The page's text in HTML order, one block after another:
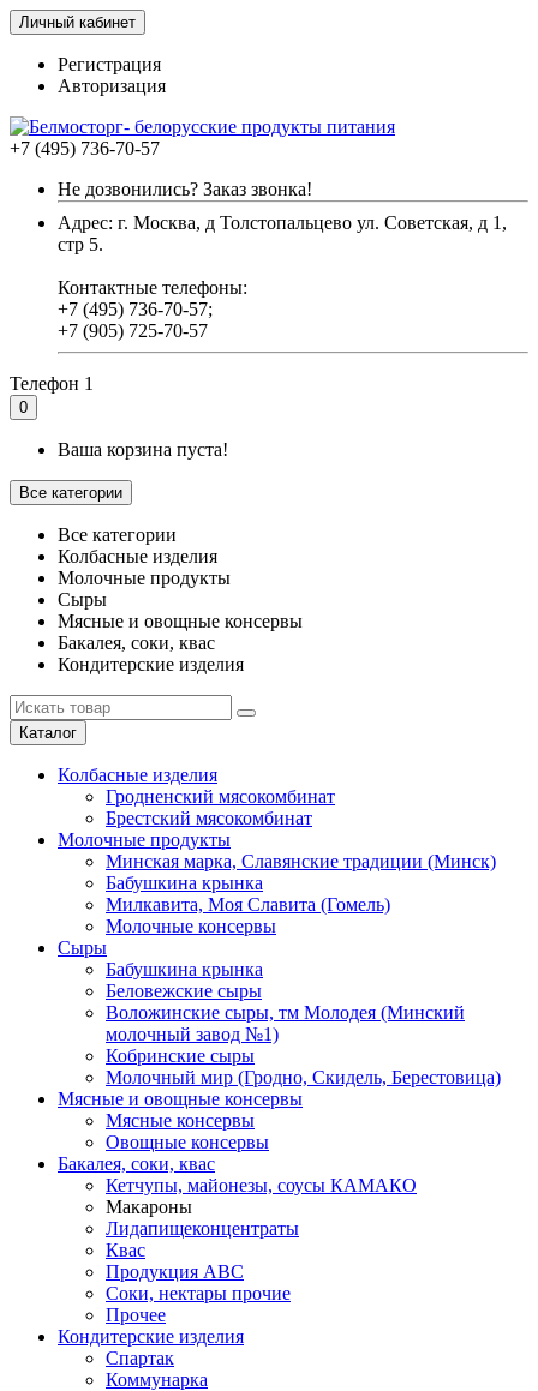
Личный кабинет
Регистрация
Авторизация
+7 (495) 736-70-57
Не дозвонились? Заказ звонка!
Адрес: г. Москва, д Толстопальцево ул. Советская, д 1,
стр 5.
Контактные телефоны:
+7 (495) 736-70-57;
+7 (905) 725-70-57
Телефон 1
0
Ваша корзина пуста!
Все категории
Все категории
Колбасные изделия
Молочные продукты
Сыры
Мясные и овощные консервы
Бакалея, соки, квас
Кондитерские изделия
Каталог
Колбасные изделия
Гродненский мясокомбинат
Брестский мясокомбинат
Молочные продукты
Минская марка, Славянские традиции (Минск)
Бабушкина крынка
Милкавита, Моя Славита (Гомель)
Молочные консервы
Сыры
Бабушкина крынка
Беловежские сыры
Воложинские сыры, тм Молодея (Минский
молочный завод №1)
Кобринские сыры
Молочный мир (Гродно, Скидель, Берестовица)
Мясные и овощные консервы
Мясные консервы
Овощные консервы
Бакалея, соки, квас
Кетчупы, майонезы, соусы КАМАКО
Макароны
Лидапищеконцентраты
Квас
Продукция АВС
Соки, нектары прочие
Прочее
Кондитерские изделия
Спартак
Коммунарка